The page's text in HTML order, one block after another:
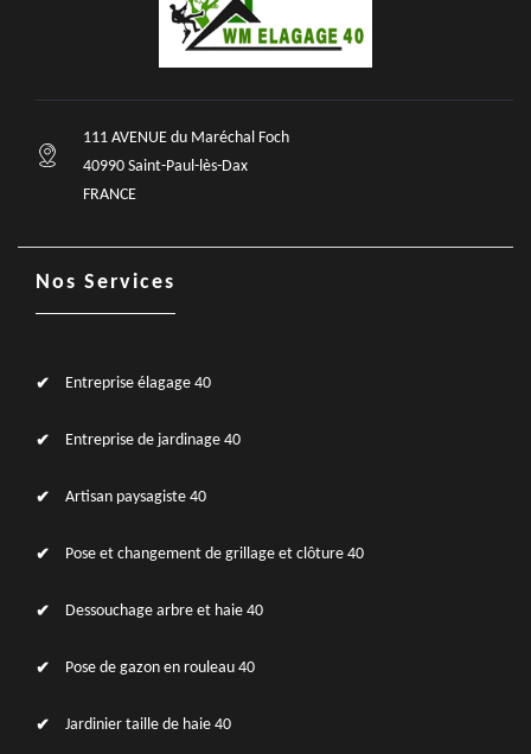
111 AVENUE du Maréchal Foch
40990 Saint-Paul-lès-Dax
FRANCE
Nos Services
Entreprise élagage 40
Entreprise de jardinage 40
Artisan paysagiste 40
Pose et changement de grillage et clôture 40
Dessouchage arbre et haie 40
Pose de gazon en rouleau 40
Jardinier taille de haie 40